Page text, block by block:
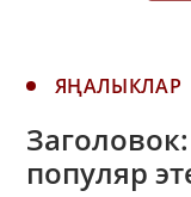
ЯҢАЛЫКЛАР
популяр